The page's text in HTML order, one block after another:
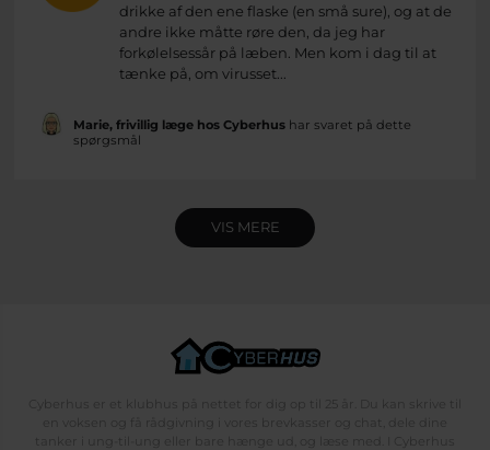
drikke af den ene flaske (en små sure), og at de
andre ikke måtte røre den, da jeg har
forkølelsessår på læben. Men kom i dag til at
tænke på, om virusset...
Marie, frivillig læge hos Cyberhushar svaret på dette
spørgsmål
VIS MERE
Cyberhus er et klubhus på nettet for dig op til 25 år. Du kan skrive til
en voksen og få rådgivning i vores brevkasser og chat, dele dine
tanker i ung-til-ung eller bare hænge ud, og læse med. I Cyberhus